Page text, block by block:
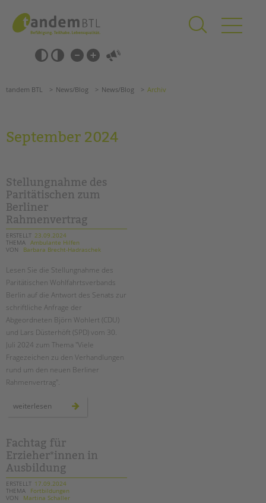
springen
Barrierefrei-
Einstellungen
überspringen
überspringen
Grundschulen
Förderzentren
Kollegs
EFöB
Schulbezogene Sozialarbeit
Tagesgruppen
EINGLIEDERUNGSHILFE
BETREUTES WOHNEN
TANDEM BTL AKADEMIE
Zertfikatskurse
Seminarkalender
PROFIL | LEITBILD
Bereiche im Überblick
Kinder- und Jugendschutz
Unsere Videos
Suchen
tandem BTL News/Blog News/Blog Archiv
September 2024
Stellungnahme des
Paritätischen zum
Berliner
Rahmenvertrag
ERSTELLT 23.09.2024
THEMA Ambulante Hilfen
VON
Barbara Brecht-Hadraschek
Lesen Sie die Stellungnahme des
Paritätischen Wohlfahrtsverbands
Berlin auf die Antwort des Senats zur
schriftliche Anfrage der
Abgeordneten Björn Wohlert (CDU)
und Lars Düsterhöft (SPD) vom 30.
Juli 2024 zum Thema "Viele
Fragezeichen zu den Verhandlungen
rund um den neuen Berliner
Rahmenvertrag".
weiterlesen stellungnahme
rahmenvertrag
Fachtag für
Erzieher*innen in
Ausbildung
ERSTELLT 17.09.2024
THEMA
Fortbildungen
VON
Martina Schaller